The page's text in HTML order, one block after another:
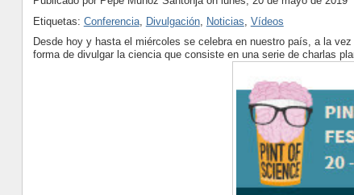
Etiquetas: Conferencia, Divulgación, Noticias Vídeos
Desde hoy y hasta el miércoles se celebra en nuestro país, a la
forma de divulgar la ciencia que consiste en una serie de charlas